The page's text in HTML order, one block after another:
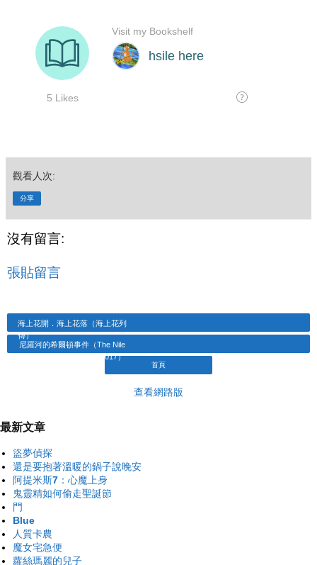
觀看人次:
分享
沒有留言:
張貼留言
海上花開．海上花落（海上花列
傳）
尼羅河的希爾頓事件（The Nile
Hilton Incident．2017）
首頁
查看網路版
最新文章
盜夢偵探
還是要抱著溫暖的鍋子說晚安
阿提米斯7：心魔上身
鬼靈精如何偷走聖誕節
門
Blue
人質卡農
魔女宅急便
蘿絲瑪麗的兒子